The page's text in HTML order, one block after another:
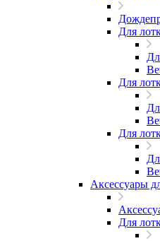
Для
Для
Для
Аксессуары
Для